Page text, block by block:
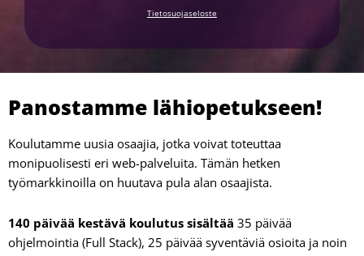
Tietosuojaseloste
Panostamme lähiopetukseen!​
Koulutamme uusia osaajia, jotka voivat toteuttaa
monipuolisesti eri web-palveluita. Tämän hetken
työmarkkinoilla on huutava pula alan osaajista.
140 päivää kestävä koulutus sisältää 35 päivää
ohjelmointia (Full Stack), 25 päivää syventäviä osioita ja noin